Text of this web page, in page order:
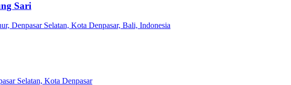
Sari
Denpasar Selatan, Kota Denpasar, Bali, Indonesia
Selatan, Kota Denpasar